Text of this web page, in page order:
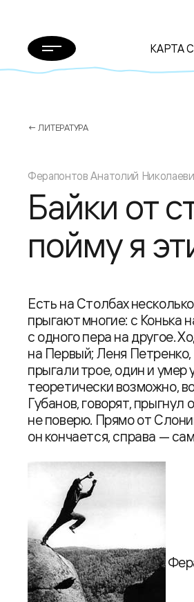
КАРТА
← ЛИТЕРАТУРА
Ферапонтов Анатолий
Байки от
пойму я
Есть на Столбах
прыгают многие: с Конька
с одного пера на другое.
на Первый; Леня
прыгали трое, один и умер
теоретически возможно,
Губанов, говорят,
не поверю. Прямо от
он кончается, справа —